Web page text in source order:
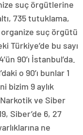
suç örgütlerine
735 tutuklama,
suç örgütü
Türkiye’de bu sayı
90’ı İstanbul’da.
o 90’ı bunlar 1
bizim 9 aylık
ve Siber
Siber’de 6, 27
ne